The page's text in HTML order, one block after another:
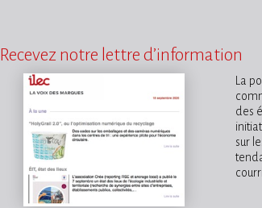
Recevez notre lettre d’information
La
des
sur